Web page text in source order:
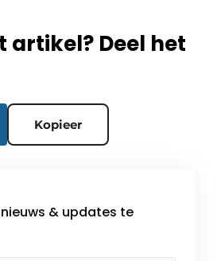
artikel? Deel het
Kopieer
& updates te